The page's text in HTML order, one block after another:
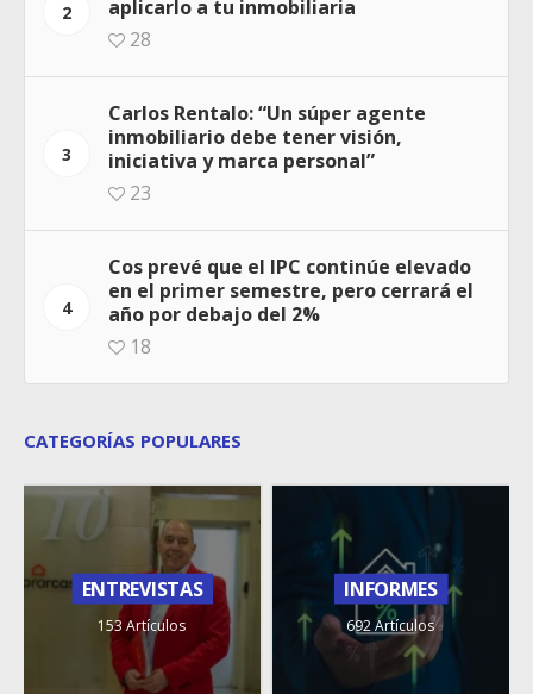
2
aplicarlo a tu inmobiliaria
28
3
Carlos Rentalo: “Un súper agente
inmobiliario debe tener visión,
iniciativa y marca personal”
23
4
Cos prevé que el IPC continúe elevado
en el primer semestre, pero cerrará el
año por debajo del 2%
18
CATEGORÍAS POPULARES
ENTREVISTAS
153 Artículos
INFORMES
692 Artículos